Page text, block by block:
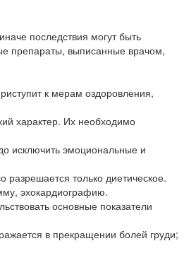
последствия могут быть
препараты, выписанные врачом,
к мерам оздоровления,
характер. Их необходимо
исключить эмоциональные и
только диетическое.
эхокардиографию.
основные показатели
в прекращении болей груди;